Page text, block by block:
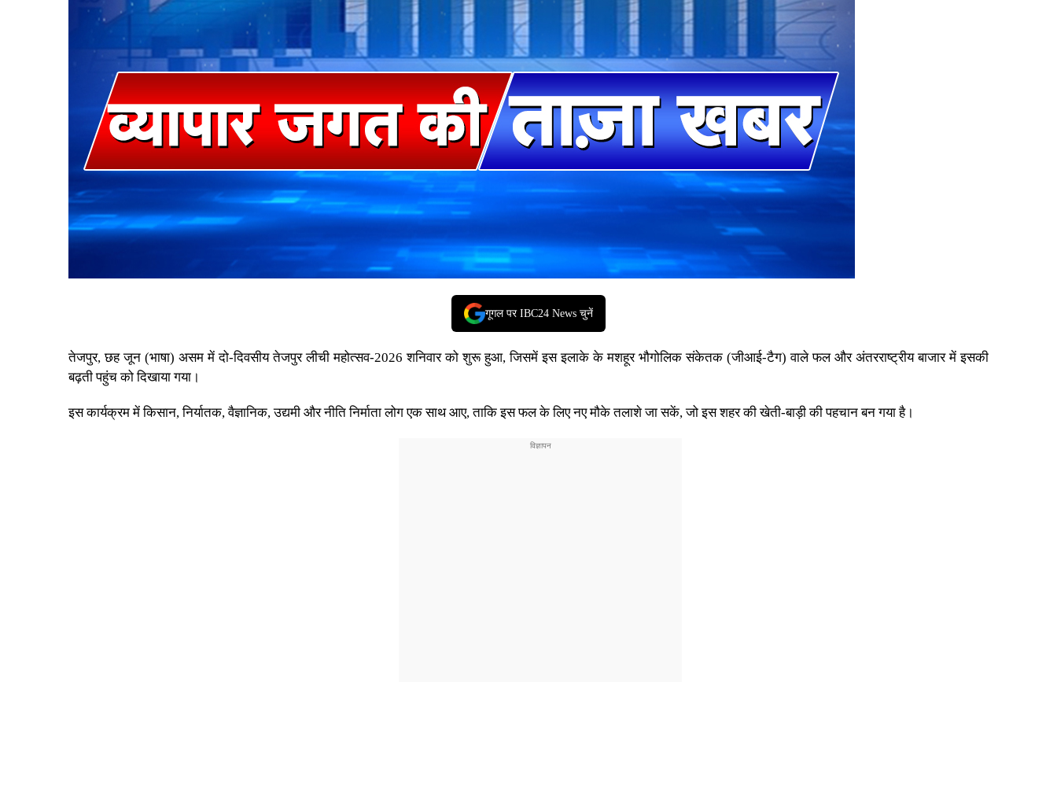
गूगल पर IBC24 News चुनें
तेजपुर, छह जून (भाषा) असम में दो-दिवसीय तेजपुर लीची महोत्सव-2026 शनिवार को शुरू हुआ, जिसमें इस इलाके के मशहूर भौगोलिक संकेतक (जीआई-टैग) वाले फल और अंतरराष्ट्रीय बाजार में इसकी
बढ़ती पहुंच को दिखाया गया।
इस कार्यक्रम में किसान, निर्यातक, वैज्ञानिक, उद्यमी और नीति निर्माता लोग एक साथ आए, ताकि इस फल के लिए नए मौके तलाशे जा सकें, जो इस शहर की खेती-बाड़ी की पहचान बन गया है।